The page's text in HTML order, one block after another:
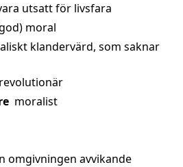
utsatt för livsfara
moral
klandervärd, som saknar
moralist
omgivningen avvikande